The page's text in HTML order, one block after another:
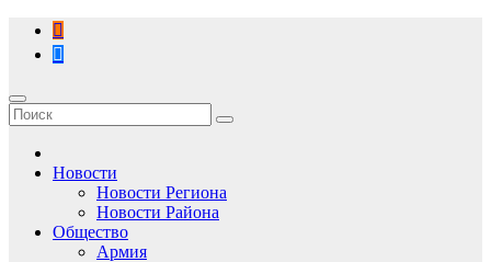
Перейти
содержимому
Новости
Новости Региона
Новости Района
Общество
Армия